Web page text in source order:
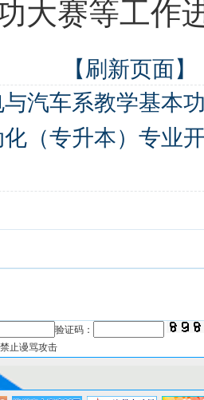
大赛等工作
【刷新页面】
汽车系教学基本
（专升本）专业
验证码：
止谩骂攻击